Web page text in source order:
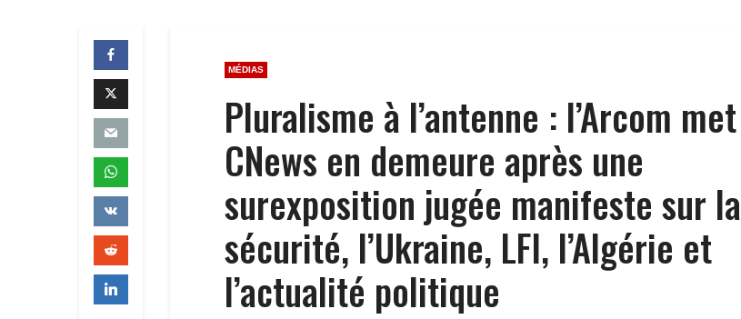
MÉDIAS
Pluralisme à l’antenne : l’Arcom met
CNews en demeure après une
surexposition jugée manifeste sur la
sécurité, l’Ukraine, LFI, l’Algérie et
l’actualité politique